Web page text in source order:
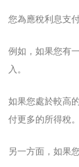
您為應稅利息支
例如，如果您有
入。
如果您處於較高
付更多的所得稅。
另一方面，如果